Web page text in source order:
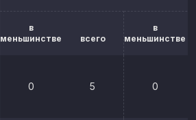
в
меньшинстве
всего
в
меньшинстве
0 5 0